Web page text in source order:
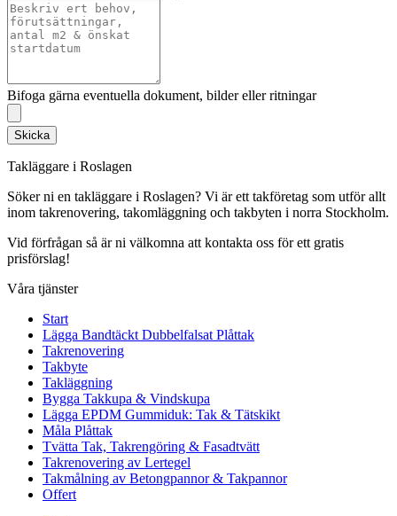
Bifoga gärna eventuella dokument, bilder eller ritningar
Skicka
Takläggare i Roslagen
Söker ni en takläggare i Roslagen? Vi är ett takföretag som utför allt
inom takrenovering, takomläggning och takbyten i norra Stockholm.
Vid förfrågan så är ni välkomna att kontakta oss för ett gratis
prisförslag!
Våra tjänster
Start
Lägga Bandtäckt Dubbelfalsat Plåttak
Takrenovering
Takbyte
Takläggning
Bygga Takkupa & Vindskupa
Lägga EPDM Gummiduk: Tak & Tätskikt
Måla Plåttak
Tvätta Tak, Takrengöring & Fasadtvätt
Takrenovering av Lertegel
Takmålning av Betongpannor & Takpannor
Offert